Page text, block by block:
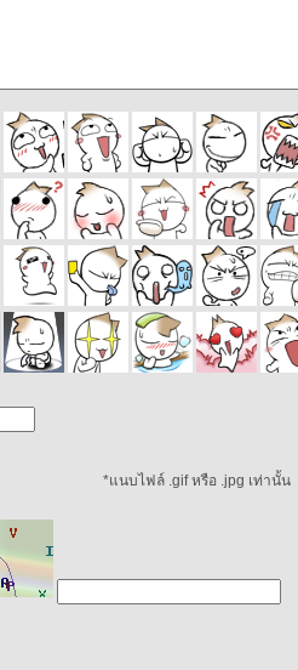
*แนบไฟล์ .gif หรือ .jpg เท่านั้น